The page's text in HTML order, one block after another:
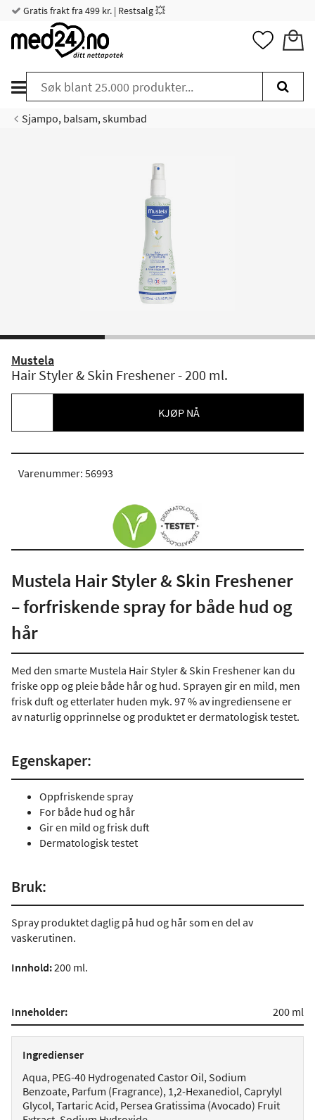
Gratis frakt fra 499 kr. | Restsalg 💥
Sjampo, balsam, skumbad
Mustela
Hair Styler & Skin Freshener - 200 ml.
KJØP NÅ
Varenummer: 56993
Mustela Hair Styler & Skin Freshener
– forfriskende spray for både hud og
hår
Med den smarte Mustela Hair Styler & Skin Freshener kan du
friske opp og pleie både hår og hud. Sprayen gir en mild, men
frisk duft og etterlater huden myk. 97 % av ingrediensene er
av naturlig opprinnelse og produktet er dermatologisk testet.
Egenskaper:
Oppfriskende spray
For både hud og hår
Gir en mild og frisk duft
Dermatologisk testet
Bruk:
Spray produktet daglig på hud og hår som en del av
vaskerutinen.
Innhold:200 ml.
Inneholder: 200 ml
Ingredienser
Aqua, PEG-40 Hydrogenated Castor Oil, Sodium
Benzoate, Parfum (Fragrance), 1,2-Hexanediol, Caprylyl
Glycol, Tartaric Acid, Persea Gratissima (Avocado) Fruit